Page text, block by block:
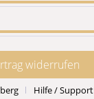
widerrufen
Hilfe / Support